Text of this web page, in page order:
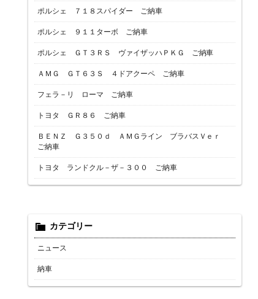
ポルシェ ７１８スパイダー ご納車
ポルシェ ９１１ターボ ご納車
ポルシェ ＧＴ３ＲＳ ヴァイザッハＰＫＧ ご納車
ＡＭＧ ＧＴ６３Ｓ ４ドアクーペ ご納車
フェラ－リ ローマ ご納車
トヨタ ＧＲ８６ ご納車
ＢＥＮＺ Ｇ３５０ｄ ＡＭＧライン ブラバスＶｅｒ
ご納車
トヨタ ランドクル－ザ－３００ ご納車
カテゴリー
ニュース
納車